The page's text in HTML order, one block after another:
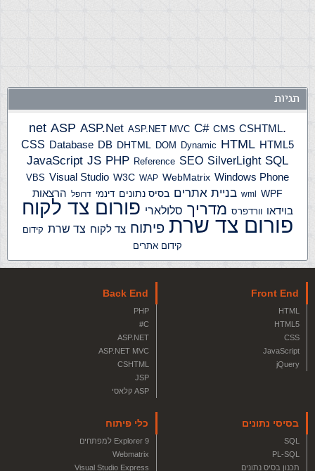
תגיות
.net
ASP ASP.Net ASP.NET MVC C# CMS CSHTML
CSS Database DB DHTML DOM Dynamic HTML HTML5
JavaScript JS PHP Reference SEO SilverLight SQL
VBS Visual Studio W3C WAP WebMatrix Windows Phone
wml WPF בניית אתרים בסיס נתונים דינמי דרופל הרצאות
בוידאו וורדפרס מדריך סלולארי פורום צד לקוח
פורום צד שרת פיתוח צד לקוח צד שרת קידום
קידום אתרים
Front End
HTML
HTML5
CSS
JavaScript
jQuery
Back End
PHP
C#
ASP.NET
ASP.NET MVC
CSHTML
JSP
ASP קלאסי
בסיסי נתונים
SQL
PL-SQL
תכנון בסיס נתונים
כלי פיתוח
Explorer 9 למפתחים
Webmatrix
Visual Studio Express